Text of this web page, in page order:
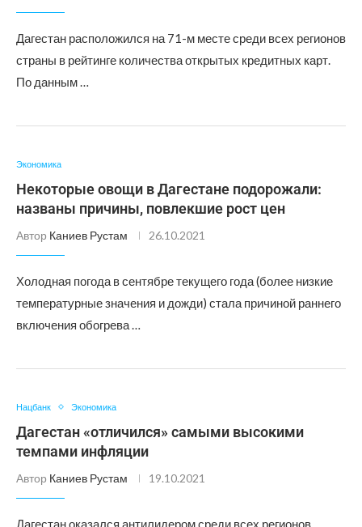
Дагестан расположился на 71-м месте среди всех регионов
страны в рейтинге количества открытых кредитных карт.
По данным …
Экономика
Некоторые овощи в Дагестане подорожали:
названы причины, повлекшие рост цен
Автор Каниев Рустам 26.10.2021
Холодная погода в сентябре текущего года (более низкие
температурные значения и дожди) стала причиной раннего
включения обогрева …
Нацбанк Экономика
Дагестан «отличился» самыми высокими
темпами инфляции
Автор Каниев Рустам 19.10.2021
Дагестан оказался антилидером среди всех регионов